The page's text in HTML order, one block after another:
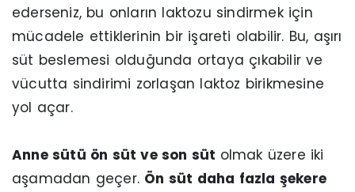
ederseniz, bu onların laktozu sindirmek için
mücadele ettiklerinin bir işareti olabilir. Bu, aşırı
süt beslemesi olduğunda ortaya çıkabilir ve
vücutta sindirimi zorlaşan laktoz birikmesine
yol açar.
Anne sütü ön süt ve son süt olmak üzere iki
aşamadan geçer. Ön süt daha fazla şekere